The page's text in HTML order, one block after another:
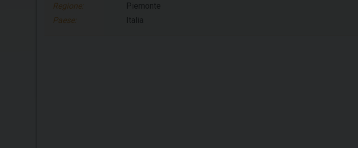
Regione:
Piemonte
Paese:
Italia